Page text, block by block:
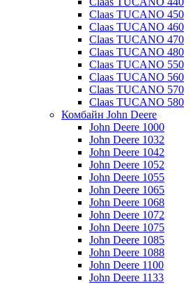
Claas TUCANO 450
Claas TUCANO 460
Claas TUCANO 470
Claas TUCANO 480
Claas TUCANO 550
Claas TUCANO 560
Claas TUCANO 570
Claas TUCANO 580
Комбайн John Deere
John Deere 1000
John Deere 1032
John Deere 1042
John Deere 1052
John Deere 1055
John Deere 1065
John Deere 1068
John Deere 1072
John Deere 1075
John Deere 1085
John Deere 1088
John Deere 1100
John Deere 1133